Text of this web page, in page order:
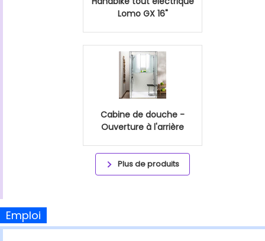
Lomo GX 16"
Cabine de douche -
Ouverture à l'arrière
Plus de produits
Emploi